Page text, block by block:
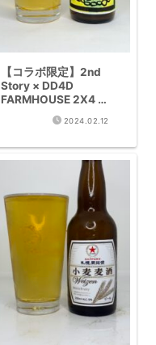
【コラボ限定】2nd
Story × DD4D
FARMHOUSE 2X4 完
全レビュー – 愛媛産は
だか麦とブレット酵母
2024.02.12